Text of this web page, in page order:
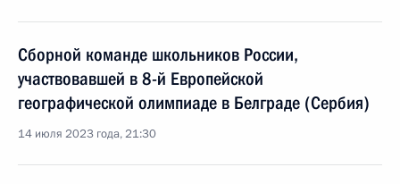
Сборной команде школьников России,
участвовавшей в 8-й Европейской
географической олимпиаде в Белграде (Сербия)
14 июля 2023 года, 21:30